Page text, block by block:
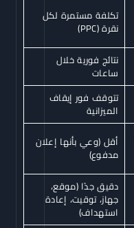
تكلفة مستمرة لكل
نقرة (PPC)
نتائج فورية خلال
ساعات
تتوقف فور إيقاف
الميزانية
أقل (وعي بأنها إعلان
مدفوع)
دقيق جدًا (موقع،
جهاز، توقيت، إعادة
استهداف)